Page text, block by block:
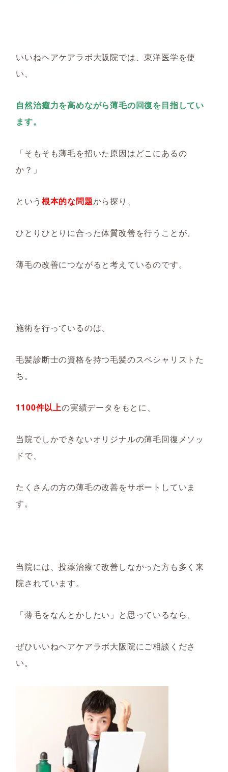
いいねヘアケアラボ大阪院では、東洋医学を使
い、
自然治癒力を高めながら薄毛の回復を目指してい
ます。
「そもそも薄毛を招いた原因はどこにあるの
か？」
という 根本的な問題から探り、
ひとりひとりに合った体質改善を行うことが、
薄毛の改善につながると考えているのです。
施術を行っているのは、
毛髪診断士の資格を持つ毛髪のスペシャリストた
ち。
1100件以上の実績データをもとに、
当院でしかできないオリジナルの薄毛回復メソッ
ドで、
たくさんの方の薄毛の改善をサポートしていま
す。
当院には、投薬治療で改善しなかった方も多く来
院されています。
「薄毛をなんとかしたい」と思っているなら、
ぜひいいねヘアケアラボ大阪院にご相談くださ
い。